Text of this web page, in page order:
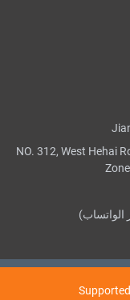
NO. 312, West Hehai
الواتساب)